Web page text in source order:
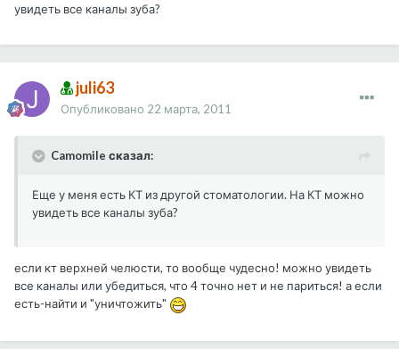
увидеть все каналы зуба?
juli63
Опубликовано 22 марта, 2011
Camomile сказал:
Еще у меня есть КТ из другой стоматологии. На КТ можно
увидеть все каналы зуба?
если кт верхней челюсти, то вообще чудесно! можно увидеть
все каналы или убедиться, что 4 точно нет и не париться! а если
есть-найти и "уничтожить"